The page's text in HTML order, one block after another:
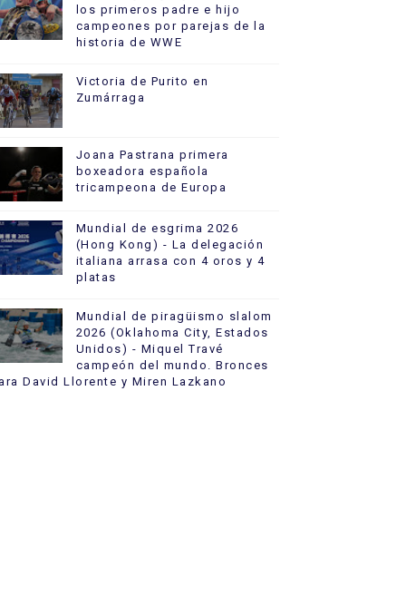
los primeros padre e hijo
campeones por parejas de la
historia de WWE
Victoria de Purito en
Zumárraga
Joana Pastrana primera
boxeadora española
tricampeona de Europa
Mundial de esgrima 2026
(Hong Kong) - La delegación
italiana arrasa con 4 oros y 4
platas
Mundial de piragüismo slalom
2026 (Oklahoma City, Estados
Unidos) - Miquel Travé
campeón del mundo. Bronces
David Llorente y Miren Lazkano